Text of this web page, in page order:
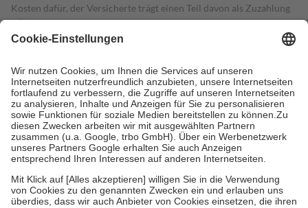
Kosten dafür, der Versicherte trägt einen Teil davon als Zuzahlung
mit.
Grundsätzlich leisten Mitglieder Zuzahlungen in Höhe von zehn
höchstens zehn Euro.
Es sind jedoch nie mehr als die tatsächlichen
Kosten der Leistung zu entrichten.
Diese Regeln gelten grundsätzlich auch für Online-Apotheken.
Bei Heilmitteln und häuslicher Krankenpflege beträgt die
Zuzahlung zehn Prozent der Kosten sowie zehn Euro je
Verordnung.
Um das Engagement der Versicherten für ihre eigene Gesundheit zu
stärken und die besondere Stellung der Familie zu unterstützen,
fallenkeine Zuzahlungenan bei:
• Kindern und Jugendlichen bis zum vollendeten 18. Lebensjahr